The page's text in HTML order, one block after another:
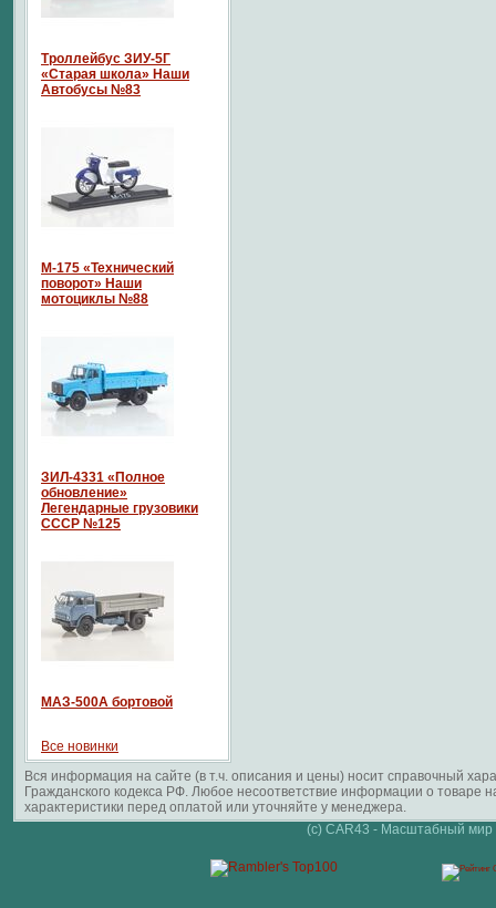
Троллейбус ЗИУ-5Г
«Старая школа» Наши
Автобусы №83
М-175 «Технический
поворот» Наши
мотоциклы №88
ЗИЛ-4331 «Полное
обновление»
Легендарные грузовики
СССР №125
МАЗ-500А бортовой
Все новинки
Вся информация на сайте (в т.ч. описания и цены) носит справочный
Гражданского кодекса РФ. Любое несоответствие информации о
характеристики перед оплатой или уточняйте у менеджера.
(c) CAR43 - Масштабный мир